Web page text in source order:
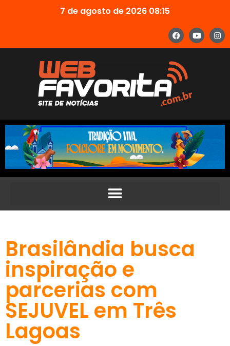
7 de agosto de 2026 08:15
Brasilândia busca
inspiração e
parcerias com
SEJUVEL em Três
Lagoas